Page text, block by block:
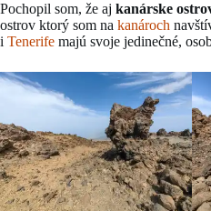
Pochopil som, že aj kanárske
ostrov ktorý som na kanároch
i Tenerife majú svoje jedinečné,